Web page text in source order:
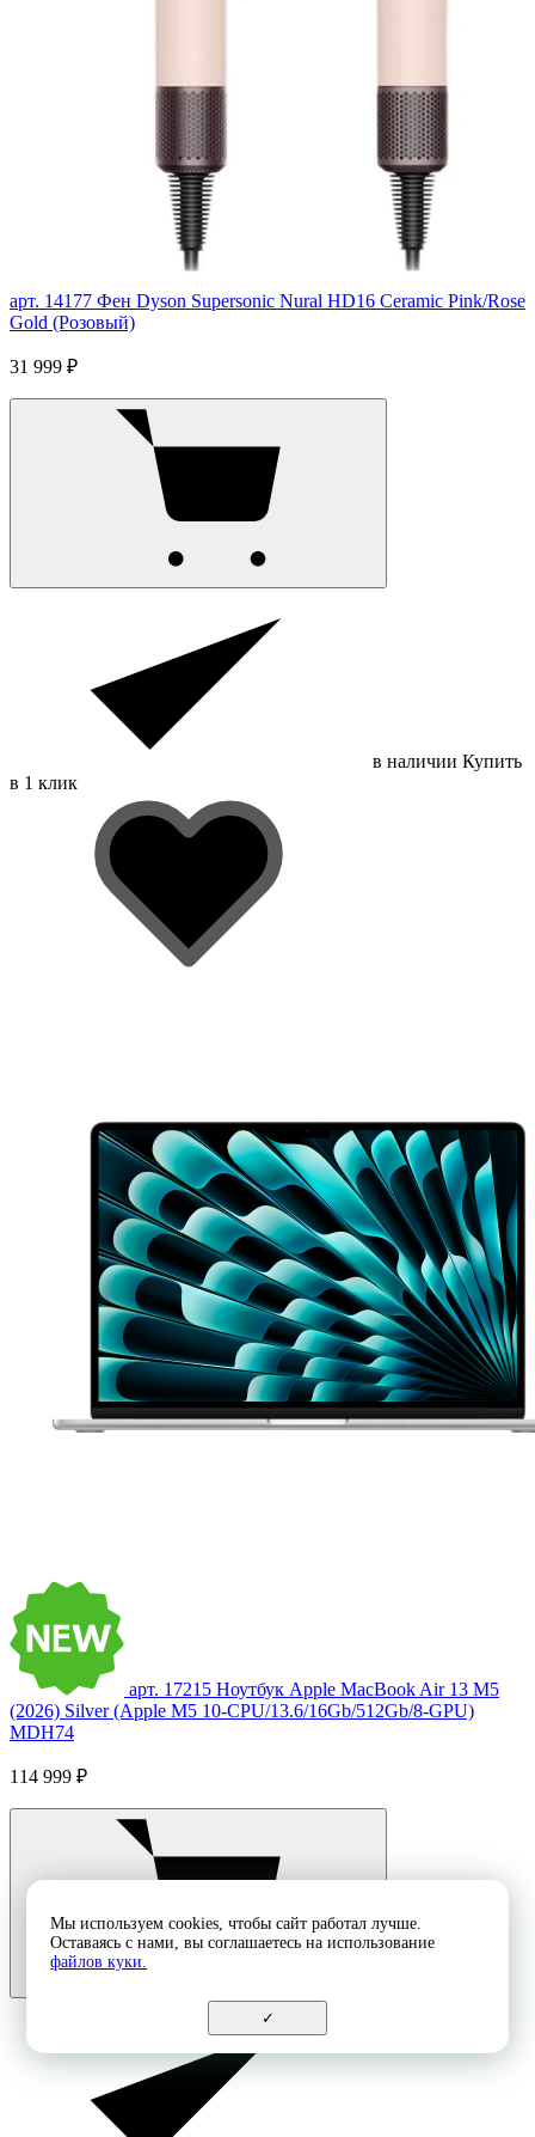
арт. 14177 Фен Dyson Supersonic Nural HD16 Ceramic Pink/Rose
Gold (Розовый)
31 999 ₽
в наличии Купить
в 1 клик
арт. 17215 Ноутбук Apple MacBook Air 13 M5
(2026) Silver (Apple M5 10-CPU/13.6/16Gb/512Gb/8-GPU)
MDH74
114 999 ₽
Мы используем cookies, чтобы сайт работал лучше.
Оставаясь с нами, вы соглашаетесь на использование
файлов куки.
✓